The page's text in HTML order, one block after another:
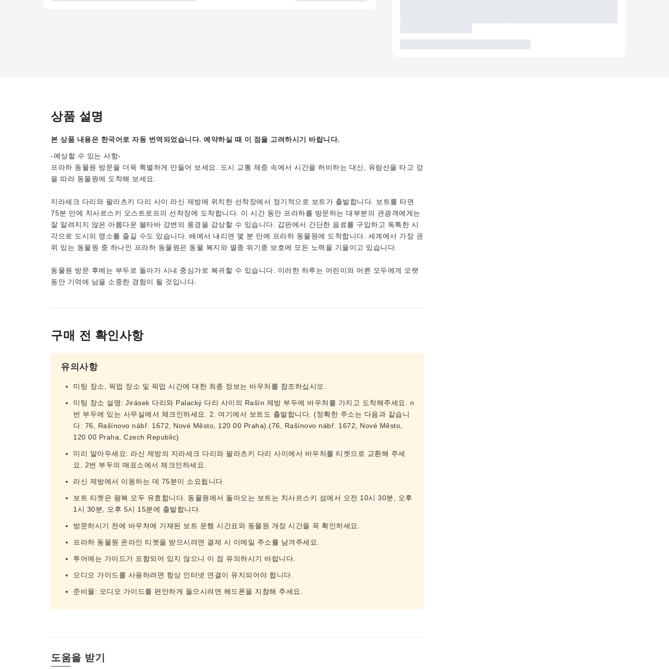
상품 설명
본 상품 내용은 한국어로 자동 번역되었습니다. 예약하실 때 이 점을 고려하시기 바랍니다.
-예상할 수 있는 사항-
프라하 동물원 방문을 더욱 특별하게 만들어 보세요. 도시 교통 체증 속에서 시간을 허비하는 대신, 유람선을 타고 강
을 따라 동물원에 도착해 보세요.
지라셰크 다리와 팔라츠키 다리 사이 라신 제방에 위치한 선착장에서 정기적으로 보트가 출발합니다. 보트를 타면
75분 만에 치사르스키 오스트로프의 선착장에 도착합니다. 이 시간 동안 프라하를 방문하는 대부분의 관광객에게는
잘 알려지지 않은 아름다운 블타바 강변의 풍경을 감상할 수 있습니다. 갑판에서 간단한 음료를 구입하고 독특한 시
각으로 도시의 명소를 즐길 수도 있습니다. 배에서 내리면 몇 분 만에 프라하 동물원에 도착합니다. 세계에서 가장 권
위 있는 동물원 중 하나인 프라하 동물원은 동물 복지와 멸종 위기종 보호에 모든 노력을 기울이고 있습니다.
동물원 방문 후에는 부두로 돌아가 시내 중심가로 복귀할 수 있습니다. 이러한 하루는 어린이와 어른 모두에게 오랫
동안 기억에 남을 소중한 경험이 될 것입니다.
구매 전 확인사항
유의사항
미팅 장소, 픽업 장소 및 픽업 시간에 대한 최종 정보는 바우처를 참조하십시오.
미팅 장소 설명: Jirásek 다리와 Palacký 다리 사이의 Rašín 제방 부두에 바우처를 가지고 도착해주세요. n
번 부두에 있는 사무실에서 체크인하세요. 2. 여기에서 보트도 출발합니다. (정확한 주소는 다음과 같습니
다: 76, Rašínovo nábř. 1672, Nové Město, 120 00 Praha).(76, Rašínovo nábř. 1672, Nové Město,
120 00 Praha, Czech Republic)
미리 알아두세요: 라신 제방의 지라세크 다리와 팔라츠키 다리 사이에서 바우처를 티켓으로 교환해 주세
요. 2번 부두의 매표소에서 체크인하세요.
라신 제방에서 이동하는 데 75분이 소요됩니다.
보트 티켓은 왕복 모두 유효합니다. 동물원에서 돌아오는 보트는 치사르스키 섬에서 오전 10시 30분, 오후
1시 30분, 오후 5시 15분에 출발합니다.
방문하시기 전에 바우처에 기재된 보트 운행 시간표와 동물원 개장 시간을 꼭 확인하세요.
프라하 동물원 온라인 티켓을 받으시려면 결제 시 이메일 주소를 남겨주세요.
투어에는 가이드가 포함되어 있지 않으니 이 점 유의하시기 바랍니다.
오디오 가이드를 사용하려면 항상 인터넷 연결이 유지되어야 합니다.
준비물: 오디오 가이드를 편안하게 들으시려면 헤드폰을 지참해 주세요.
도움을 받기